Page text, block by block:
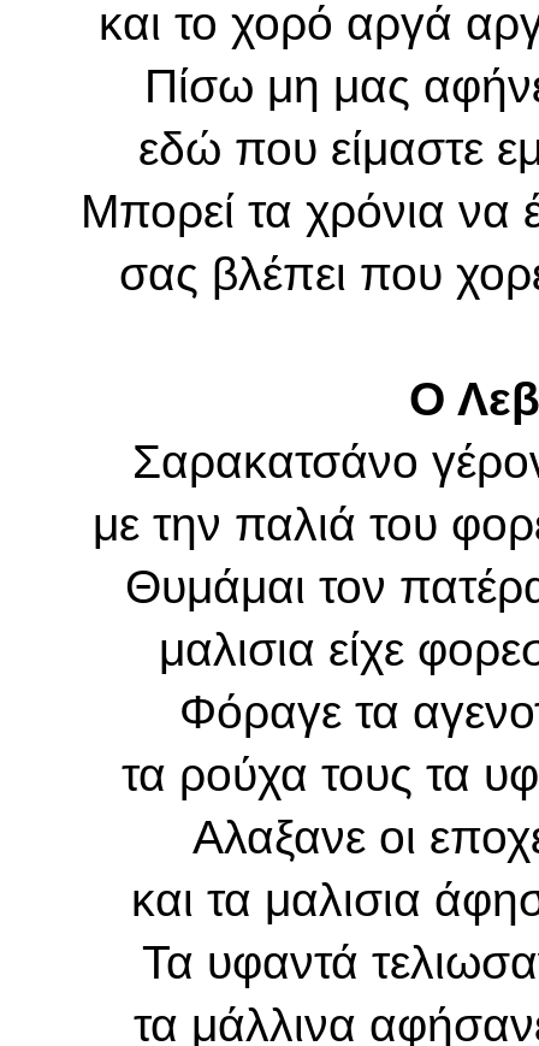
και το χορό αργά
Πίσω μη μας
εδώ που είμαστε
Μπορεί τα χρόνια να
σας βλέπει που
Ο
Σαρακατσάνο
με την παλιά του
Θυμάμαι τον
μαλισια είχε
Φόραγε τα
τα ρούχα τους τα
Αλαξανε οι
και τα μαλισια
Τα υφαντά
τα μάλλινα